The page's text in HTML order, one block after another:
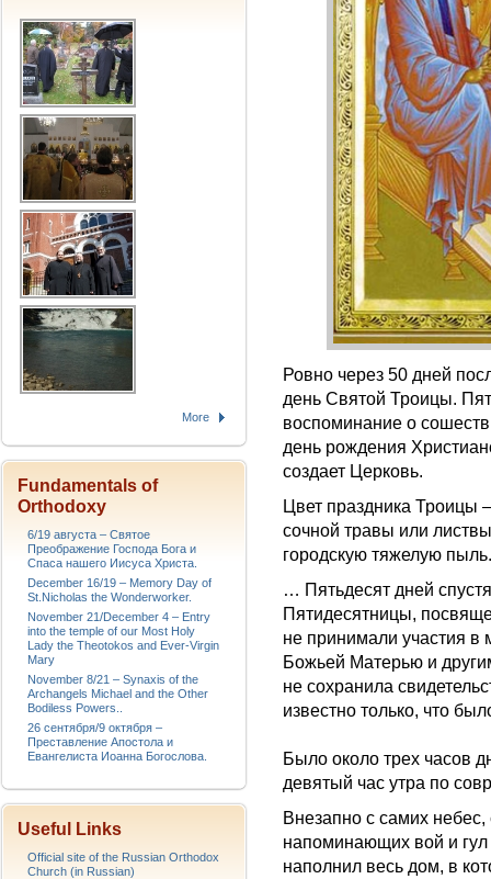
Ровно через 50 дней
день Святой Троицы.
воспоминание о
день рождения
создает Церковь.
Цвет праздника Троицы
сочной травы или
городскую тяжелую пыль.
… Пятьдесят дней
Пятидесятницы,
не принимали участия в
Божьей Матерью и
не сохранила
известно только, что
Было около трех часов
девятый час утра по
Внезапно с самих
напоминающих вой и
наполнил весь дом, в
More
Fundamentals of
Orthodoxy
6/19 августа – Святое
Преображение Господа Бога и
Спаса нашего Иисуса Христа.
December 16/19 – Memory Day of
St.Nicholas the Wonderworker.
November 21/December 4 – Entry
into the temple of our Most Holy
Lady the Theotokos and Ever-Virgin
Mary
November 8/21 – Synaxis of the
Archangels Michael and the Other
Bodiless Powers..
26 сентября/9 октября –
Преставление Апостола и
Евангелиста Иоанна Богослова.
Useful Links
Official site of the Russian Orthodox
Church (in Russian)